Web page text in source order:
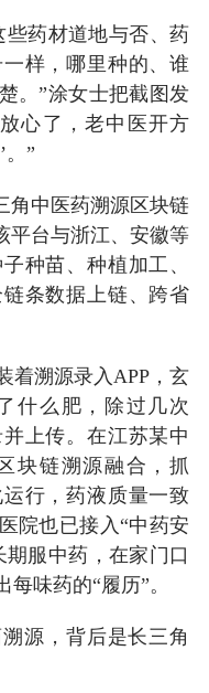
些药材道地与否、药
样，哪里种的、谁
。”涂女士把截图发
心了，老中医开方
。”
角中医药溯源区块链
台与浙江、安徽等
种苗、种植加工、
条数据上链、跨省
着溯源录入APP，玄
什么肥，除过几次
上传。在江苏某中
块链溯源融合，抓
行，药液质量一致
院也已接入“中药安
服中药，在家门口
味药的“履历”。
源，背后是长三角